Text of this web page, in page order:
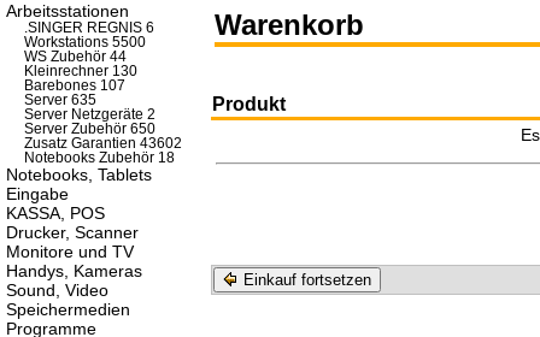
Warenkorb
Produkt
Einkauf fortsetzen
Arbeitsstationen
.SINGER REGNIS 6
Workstations 5500
WS Zubehör 44
Kleinrechner 130
Barebones 107
Server 635
Server Netzgeräte 2
Server Zubehör 650
Zusatz Garantien 43602
Notebooks Zubehör 18
Notebooks, Tablets
Eingabe
KASSA, POS
Drucker, Scanner
Monitore und TV
Handys, Kameras
Sound, Video
Speichermedien
Programme